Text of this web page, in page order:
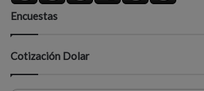
Encuestas
Cotización Dolar